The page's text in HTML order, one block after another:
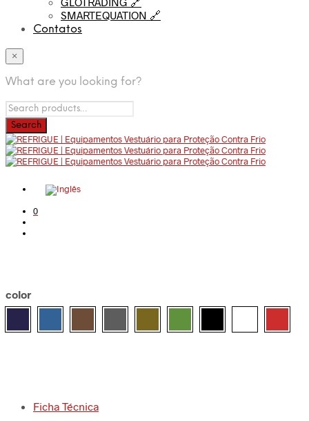
SMARTEQUATION 🔗
Contatos
×
What are you looking for?
0
color
Ficha Técnica